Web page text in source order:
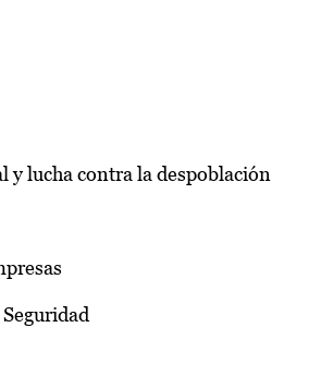
y lucha contra la despoblación